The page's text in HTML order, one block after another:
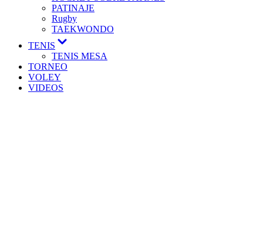
PATINAJE
Rugby
TAEKWONDO
TENIS
TENIS MESA
TORNEO
VOLEY
VIDEOS